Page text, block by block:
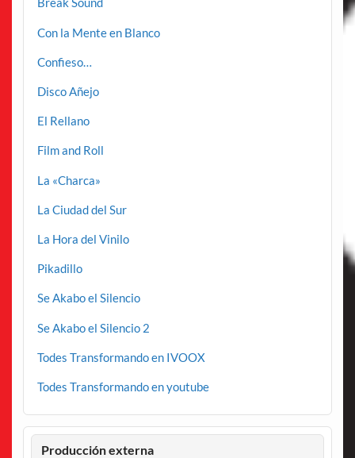
Con la Mente en Blanco
Confieso…
Disco Añejo
El Rellano
Film and Roll
La «Charca»
La Ciudad del Sur
La Hora del Vinilo
Pikadillo
Se Akabo el Silencio
Se Akabo el Silencio 2
Todes Transformando en IVOOX
Todes Transformando en youtube
Producción externa